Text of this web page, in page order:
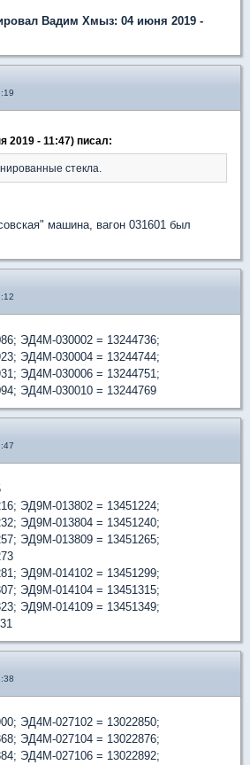
Вадим Хмыз: 04 июня 2019 -
2019 - 11:47) писал:
стекла.
машина, вагон 031601 был
ЭД4М-030002 = 13244736;
ЭД4М-030004 = 13244744;
ЭД4М-030006 = 13244751;
ЭД4М-030010 = 13244769
ЭД9М-013802 = 13451224;
ЭД9М-013804 = 13451240;
ЭД9М-013809 = 13451265;
ЭД9М-014102 = 13451299;
ЭД9М-014104 = 13451315;
ЭД9М-014109 = 13451349;
ЭД4М-027102 = 13022850;
ЭД4М-027104 = 13022876;
ЭД4М-027106 = 13022892;